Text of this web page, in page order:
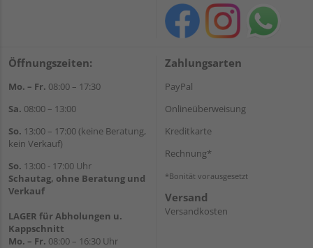
Öffnungszeiten:
Mo. – Fr. 08:00 – 17:30
Sa. 08:00 – 13:00
So. 13:00 – 17:00 (keine Beratung,
kein Verkauf)
So. 13:00 - 17:00 Uhr
Schautag, ohne Beratung und
Verkauf
LAGER für Abholungen u.
Kappschnitt
Mo. – Fr. 08:00 – 16:30 Uhr
Zahlungsarten
PayPal
Onlineüberweisung
Kreditkarte
Rechnung*
*Bonität vorausgesetzt
Versand
Versandkosten